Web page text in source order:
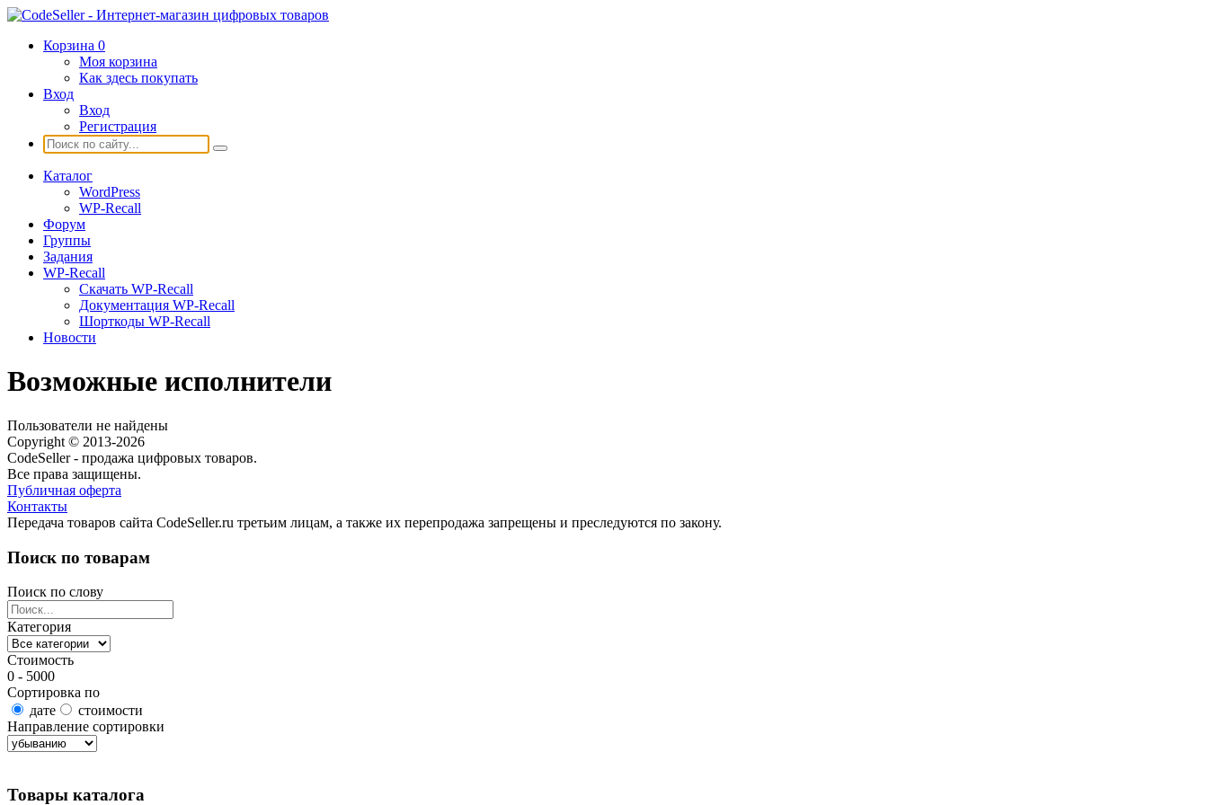
Корзина 0
Моя корзина
Как здесь покупать
Вход
Вход
Регистрация
Каталог
WordPress
WP-Recall
Форум
Группы
Задания
WP-Recall
Скачать WP-Recall
Документация WP-Recall
Шорткоды WP-Recall
Новости
Возможные исполнители
Пользователи не найдены
Copyright © 2013-2026
CodeSeller - продажа цифровых товаров.
Все права защищены.
Публичная оферта
Контакты
Передача товаров сайта CodeSeller.ru третьим лицам, а также их перепродажа запрещены и преследуются по закону.
Поиск по товарам
Поиск по слову
Категория
Стоимость
0 - 5000
Сортировка по
дате
стоимости
Направление сортировки
Товары каталога